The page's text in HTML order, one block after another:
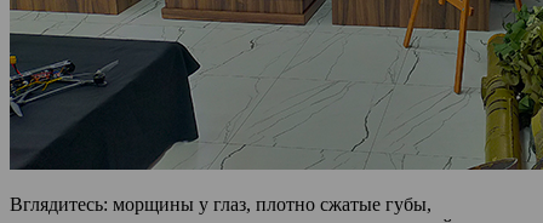
Вглядитесь: морщины у глаз, плотно сжатые губы,